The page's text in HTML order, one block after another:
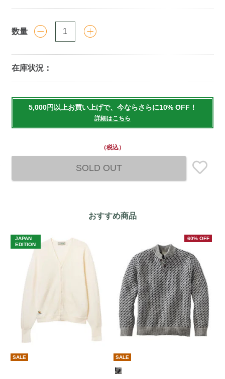
数量
在庫状況：
to
5,000円以上お買い上げで、今ならさらに10% OFF！
詳細はこちら
（税込）
SOLD OUT
おすすめ商品
JAPAN
EDITION
SALE
60% OFF
SALE